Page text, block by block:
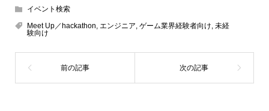
イベント検索
Meet Up／hackathon エンジニア ゲーム業界経験者向け 未経
験向け